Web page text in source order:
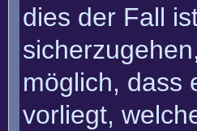
dies der Fall
möglich, dass
vorliegt,